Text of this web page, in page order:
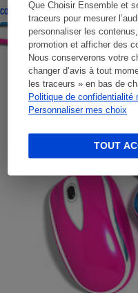
Que Choisir Ensemble et
traceurs pour mesurer
personnaliser les
promotion et afficher des
Nous conserverons votre
changer d’avis à tout
les traceurs » en bas de
Politique de confidentialité
Personnaliser mes choix
TOUT
CONSEILS